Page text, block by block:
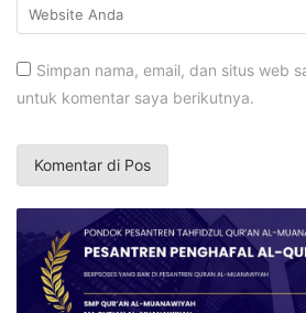
Simpan nama, email, dan situs web
untuk komentar saya berikutnya.